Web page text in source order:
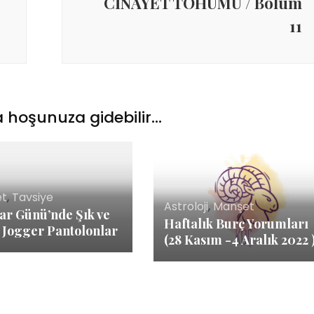
11
hoşunuza gidebilir...
,Tavsiye
Günü’nde Şık ve
Jogger Pantolonlar
Astroloji,Manşet
Haftalık Burç Yorumları
(28 Kasım -4 Aralık 2022
Ayşenur Akbuğa, @hobiluso,
Kadınlar